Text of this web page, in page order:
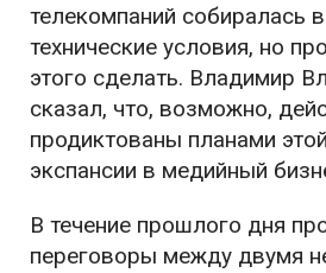
телекомпаний собиралась
технические условия, но
этого сделать. Владимир
сказал, что, возможно,
продиктованы планами
экспансии в медийный
В течение прошлого дня
переговоры между двумя